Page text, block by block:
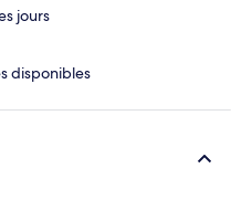
jours
disponibles